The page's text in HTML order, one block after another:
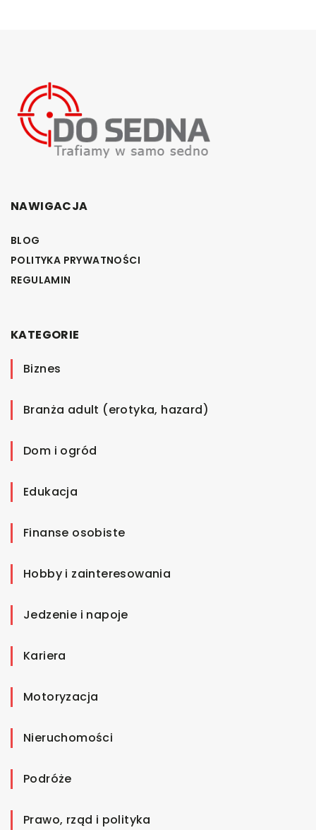
NAWIGACJA
BLOG
POLITYKA PRYWATNOŚCI
REGULAMIN
KATEGORIE
Biznes
Branża adult (erotyka, hazard)
Dom i ogród
Edukacja
Finanse osobiste
Hobby i zainteresowania
Jedzenie i napoje
Kariera
Motoryzacja
Nieruchomości
Podróże
Prawo, rząd i polityka